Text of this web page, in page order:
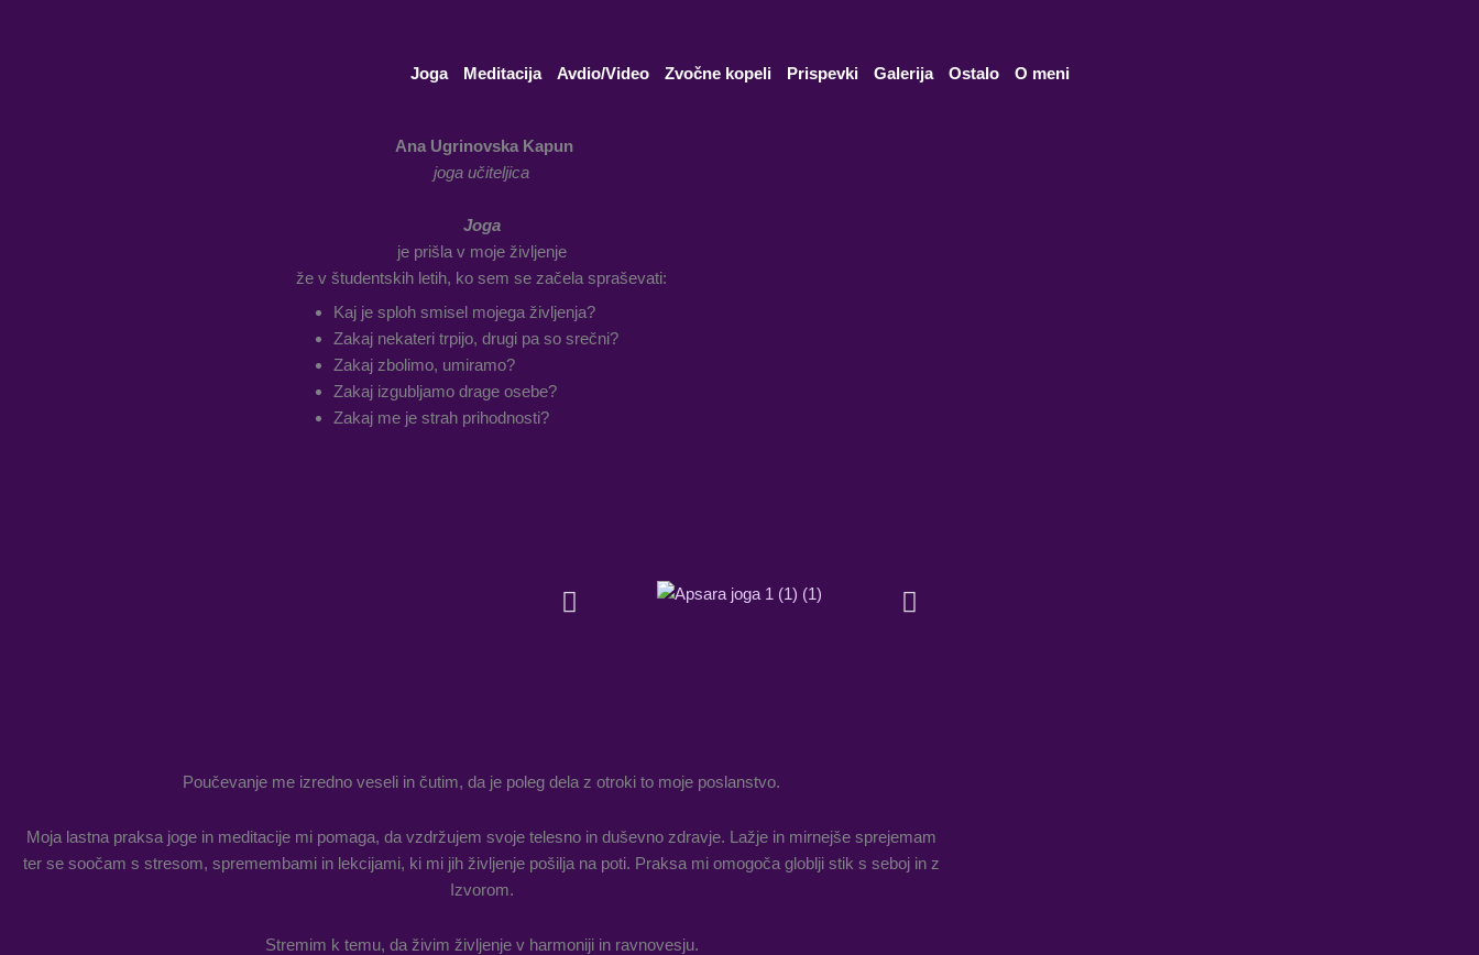
Joga Meditacija Avdio/Video Zvočne kopeli Prispevki Galerija Ostalo O meni
Ana Ugrinovska Kapun
joga učiteljica
Joga
je prišla v moje življenje
že v študentskih letih, ko sem se začela spraševati:
Kaj je sploh smisel mojega življenja?
Zakaj nekateri trpijo, drugi pa so srečni?
Zakaj zbolimo, umiramo?
Zakaj izgubljamo drage osebe?
Zakaj me je strah prihodnosti?
Poučevanje me izredno veseli in čutim, da je poleg dela z otroki to moje poslanstvo.
Moja lastna praksa joge in meditacije mi pomaga, da vzdržujem svoje telesno in duševno zdravje. Lažje in mirnejše sprejemam
ter se soočam s stresom, spremembami in lekcijami, ki mi jih življenje pošilja na poti. Praksa mi omogoča globlji stik s seboj in z
Izvorom.
Stremim k temu, da živim življenje v harmoniji in ravnovesju.